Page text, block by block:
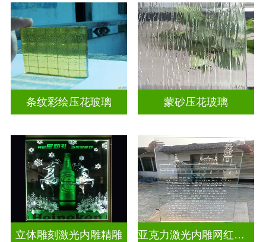
条纹彩绘压花玻璃 蒙砂压花玻璃
立体雕刻激光内雕精雕 亚克力激光内雕网红打卡背景